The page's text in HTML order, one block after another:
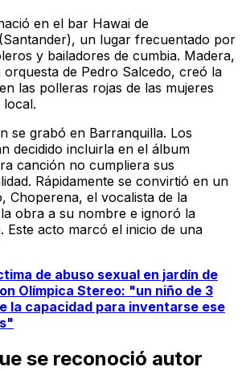
en el bar Hawai de
un lugar frecuentado por
y bailadores de cumbia. Madera,
de Pedro Salcedo, creó la
las polleras rojas de las mujeres
local.
se grabó en Barranquilla. Los
decidido incluirla en el álbum
canción no cumpliera sus
Rápidamente se convirtió en un
Choperena, el vocalista de la
obra a su nombre e ignoró la
Este acto marcó el inicio de una
de abuso sexual en jardín de
Olímpica Stereo: "un niño de 3
la capacidad para inventarse ese
se reconoció autor